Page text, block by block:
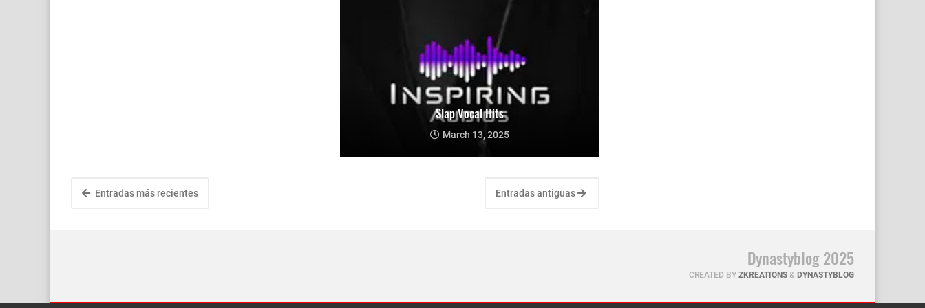
Slap Vocal Hits
March 13, 2025
Entradas más recientes Entradas antiguas
Dynastyblog 2025
CREATED BY ZKREATIONS & DYNASTYBLOG